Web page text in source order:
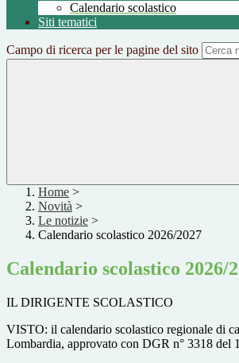
Calendario scolastico
Siti tematici
Campo di ricerca per le pagine del sito
Home >
Novità >
Le notizie >
Calendario scolastico 2026/2027
Calendario scolastico 2026/
IL DIRIGENTE SCOLASTICO
VISTO: il calendario scolastico regionale di
Lombardia, approvato con DGR n° 3318 del